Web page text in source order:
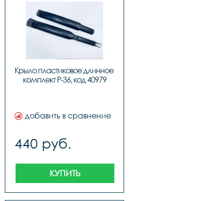
Крыло пластиковое длинное
комплект P-36, код 40979
добавить в сравнение
440 руб.
КУПИТЬ